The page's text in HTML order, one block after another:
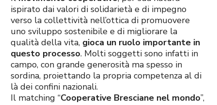
ispirato dai valori di solidarietà e di impegno
verso la collettività nell’ottica di promuovere
uno sviluppo sostenibile e di migliorare la
qualità della vita, gioca un ruolo importante in
questo processo. Molti soggetti sono infatti in
campo, con grande generosità ma spesso in
sordina, proiettando la propria competenza al di
là dei confini nazionali.
Il matching “Cooperative Bresciane nel mondo”,